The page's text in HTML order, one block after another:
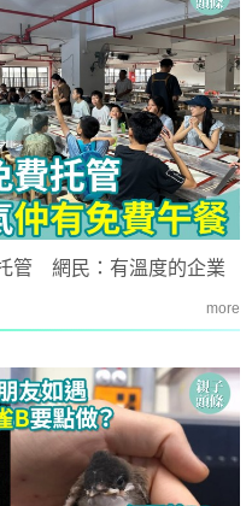
管 網民：有溫度的企業
more